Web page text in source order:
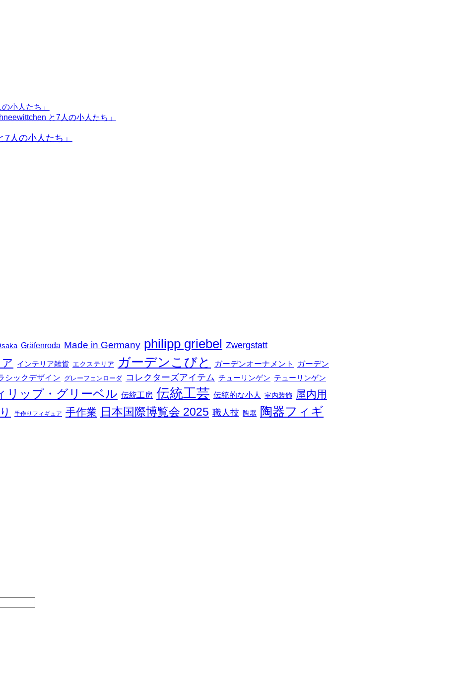
人の小人たち」
Gräfenroda Made in Germany philipp griebel Zwergstatt
インテリア雑貨 エクステリア ガーデンこびと ガーデンオーナメント
ガーデン
シックデザイン グレーフェンローダ コレクターズアイテム チューリンゲン テューリンゲン
リップ・グリーベル 伝統工房 伝統工芸 伝統的な小人 室内装飾 屋内用
手作りフィギュア 手作業 日本国際博覧会 2025 職人技 陶器
陶器フィギ